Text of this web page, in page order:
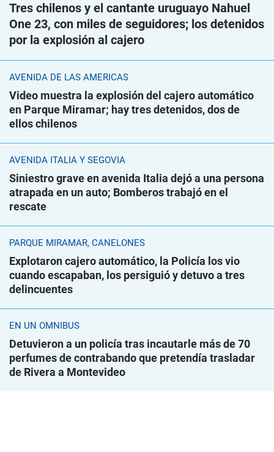
Tres chilenos y el cantante uruguayo Nahuel
One 23, con miles de seguidores; los detenidos
por la explosión al cajero
AVENIDA DE LAS AMÉRICAS
Video muestra la explosión del cajero automático
en Parque Miramar; hay tres detenidos, dos de
ellos chilenos
AVENIDA ITALIA Y SEGOVIA
Siniestro grave en avenida Italia dejó a una persona
atrapada en un auto; Bomberos trabajó en el
rescate
PARQUE MIRAMAR, CANELONES
Explotaron cajero automático, la Policía los vio
cuando escapaban, los persiguió y detuvo a tres
delincuentes
EN UN ÓMNIBUS
Detuvieron a un policía tras incautarle más de 70
perfumes de contrabando que pretendía trasladar
de Rivera a Montevideo